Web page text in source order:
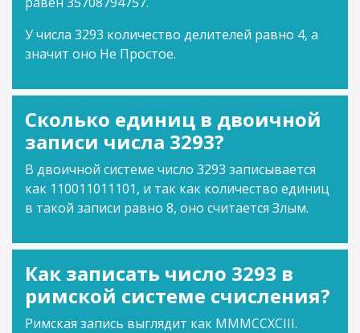
У числа 3293 количество делителей равно 4, а
значит оно Не Простое.
Сколько единиц в двоичной
записи числа 3293?
В двоичной системе число 3293 записывается
как 110011011101, и так как количество единиц
в такой записи равно 8, оно считается Злым.
Как записать число 3293 в
римской системе счисления?
Римская запись выглядит как MMMCCXCIII.